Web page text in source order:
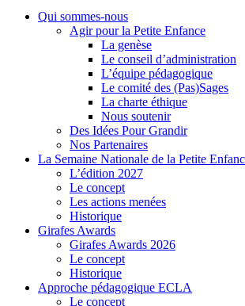
Qui sommes-nous
Agir pour la Petite Enfance
La genèse
Le conseil d’administration
L’équipe pédagogique
Le comité des (Pas)Sages
La charte éthique
Nous soutenir
Des Idées Pour Grandir
Nos Partenaires
La Semaine Nationale de la Petite
L’édition 2027
Le concept
Les actions menées
Historique
Girafes Awards
Girafes Awards 2026
Le concept
Historique
Approche pédagogique ECLA
Le concept